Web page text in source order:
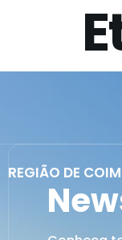
REGIÃO DE